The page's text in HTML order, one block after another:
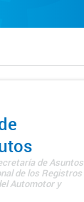
de Asuntos
de los Registros
Automotor y